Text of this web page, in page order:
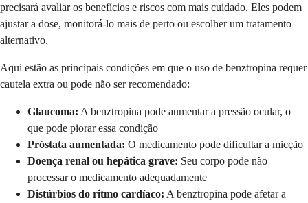
precisará avaliar os benefícios e riscos com mais cuidado. Eles podem
ajustar a dose, monitorá-lo mais de perto ou escolher um tratamento
alternativo.
Aqui estão as principais condições em que o uso de benztropina requer
cautela extra ou pode não ser recomendado:
Glaucoma: A benztropina pode aumentar a pressão ocular, o
que pode piorar essa condição
Próstata aumentada: O medicamento pode dificultar a micção
Doença renal ou hepática grave: Seu corpo pode não
processar o medicamento adequadamente
Distúrbios do ritmo cardíaco: A benztropina pode afetar a